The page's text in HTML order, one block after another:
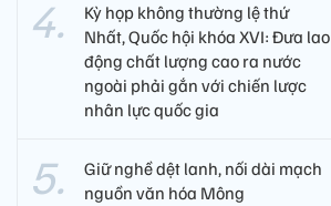
Kỳ họp không thường lệ thứ
Nhất, Quốc hội khóa XVI: Đưa lao
động chất lượng cao ra nước
ngoài phải gắn với chiến lược
nhân lực quốc gia
Giữ nghề dệt lanh, nối dài mạch
nguồn văn hóa Mông